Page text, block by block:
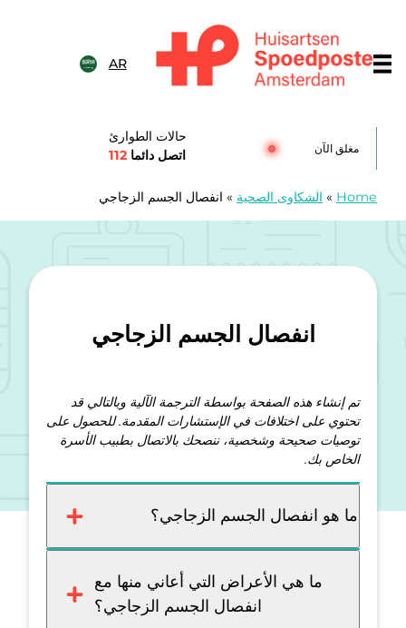
AR
مغلق الآن
حالات الطوارئ
اتصل دائما 112
Home
» الشكاوى الصحية » انفصال الجسم الزجاجي
انفصال الجسم الزجاجي
تم إنشاء هذه الصفحة بواسطة الترجمة الآلية وبالتالي قد
تحتوي على اختلافات في الإستشارات المقدمة. للحصول على
توصيات صحيحة وشخصية، ننصحك بالاتصال بطبيب الأسرة
الخاص بك.
ما هو انفصال الجسم الزجاجي؟
ما هي الأعراض التي أعاني منها مع
انفصال الجسم الزجاجي؟